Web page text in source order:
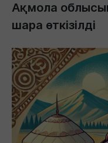
Ақмола
шара өткізілді